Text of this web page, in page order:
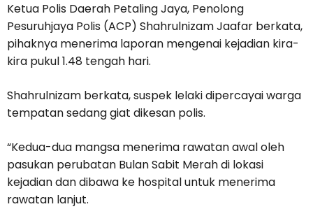
Ketua Polis Daerah Petaling Jaya, Penolong
Pesuruhjaya Polis (ACP) Shahrulnizam Jaafar berkata,
pihaknya menerima laporan mengenai kejadian kira-
kira pukul 1.48 tengah hari.
Shahrulnizam berkata, suspek lelaki dipercayai warga
tempatan sedang giat dikesan polis.
“Kedua-dua mangsa menerima rawatan awal oleh
pasukan perubatan Bulan Sabit Merah di lokasi
kejadian dan dibawa ke hospital untuk menerima
rawatan lanjut.